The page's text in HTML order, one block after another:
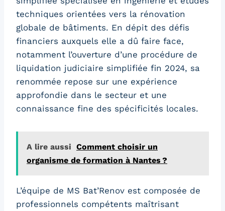
techniques orientées vers la rénovation
globale de bâtiments. En dépit des défis
financiers auxquels elle a dû faire face,
notamment l’ouverture d’une procédure de
liquidation judiciaire simplifiée fin 2024, sa
renommée repose sur une expérience
approfondie dans le secteur et une
connaissance fine des spécificités locales.
A lire aussi Comment choisir un
organisme de formation à Nantes ?
L’équipe de MS Bat’Renov est composée de
professionnels compétents maîtrisant